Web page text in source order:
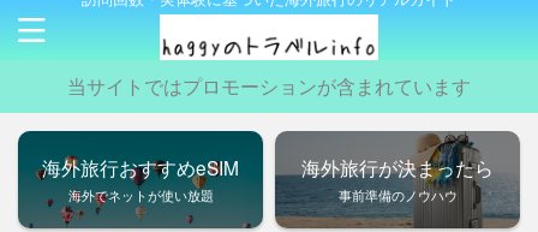
当サイトではプロモーションが含まれています
海外旅行おすすめeSIM
海外でネットが使い放題
海外旅行が決まったら
事前準備のノウハウ